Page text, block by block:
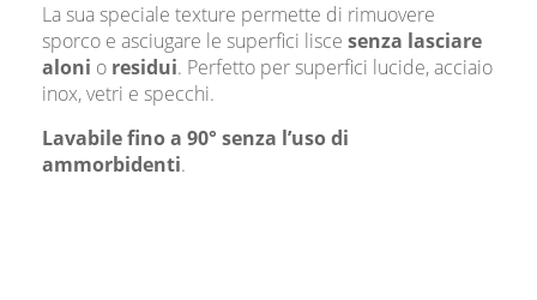
La sua speciale texture permette di rimuovere
sporco e asciugare le superfici lisce senza lasciare
aloni o residui. Perfetto per superfici lucide, acciaio
inox, vetri e specchi.
Lavabile fino a 90° senza l’uso di
ammorbidenti.